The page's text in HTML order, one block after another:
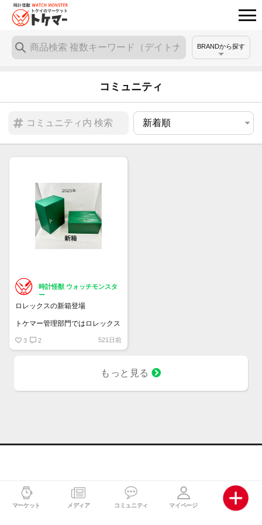
BRANDから探す
コミュニティ
時計怪獣 ウォッチモンスタ
ー
ロレックスの新箱登場
トケマー管理部門ではロレックス
・旧デザイン Mサイズ 2.5万円 /
Sサイズ 2.25
・岩デザイン マクラ/Ｃリング
3 2 521日前
もっと見る
マーケット メディア コミュニティ マイページ